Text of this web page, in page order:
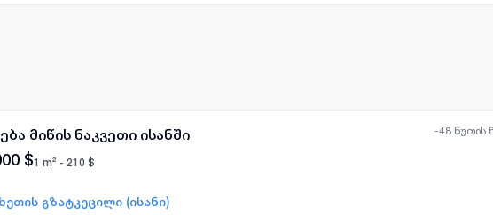
-48 წუთის
მიწის ნაკვეთი ისანში
$1 m² - 210 $
გზატკეცილი (ისანი)